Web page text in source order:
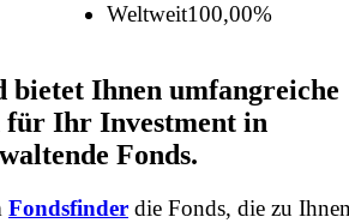
Weltweit100,00%
bietet Ihnen umfangreiche
Ihr Investment in
Fonds.
Fondsfinder die Fonds, die zu